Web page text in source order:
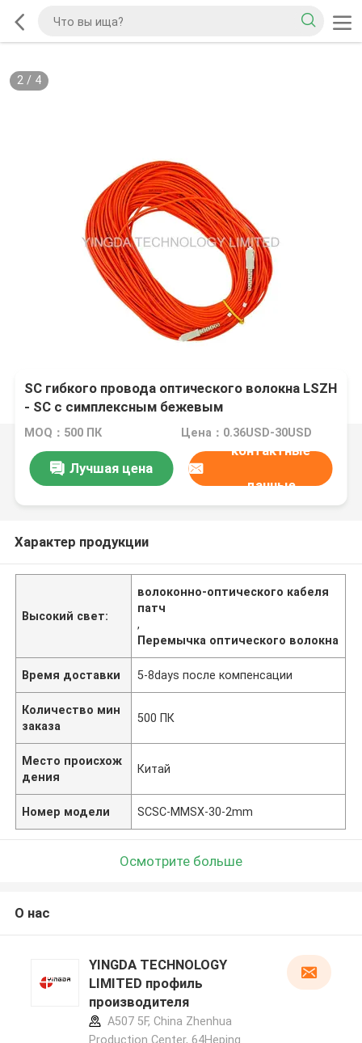
2/ 4
SC гибкого провода оптического волокна LSZH
- SC с симплексным бежевым
расквартировывая Орандж/кабелем волокна
MOQ：500 ПК Цена：0.36USD-30USD
Лучшая цена
контактные
данные
Характер продукции
Высокий свет:
волоконно-оптического кабеля
патч
,
Перемычка оптического волокна
Время доставки 5-8days после компенсации
Количество мин
заказа
500 ПК
Место происхож
дения
Китай
Номер модели SCSC-MMSX-30-2mm
Осмотрите больше
О нас
YINGDA TECHNOLOGY
LIMITED профиль
производителя
A507 5F, China Zhenhua
Production Center, 64Heping